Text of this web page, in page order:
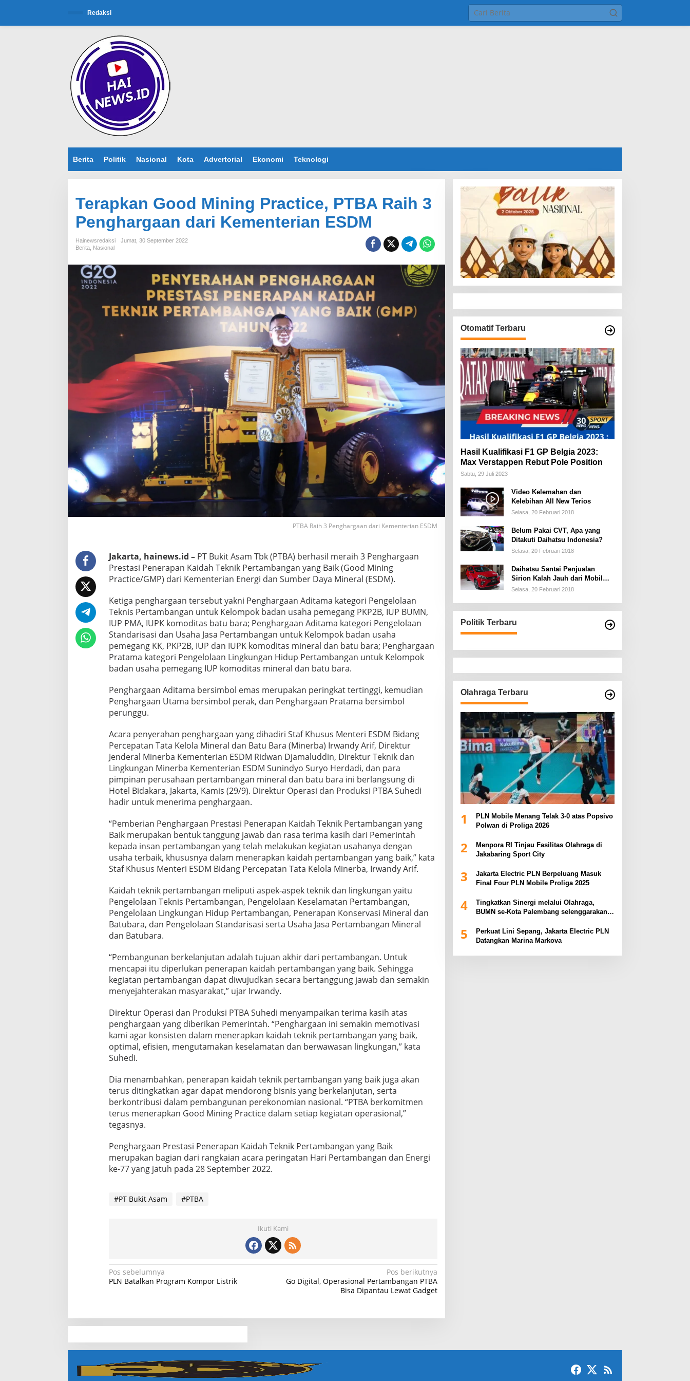
Redaksi
Berita Politik Nasional Kota Advertorial Ekonomi Teknologi
Terapkan Good Mining Practice, PTBA Raih 3
Penghargaan dari Kementerian ESDM
Hainewsredaksi
Jumat, 30 September 2022
Berita Nasional
PTBA Raih 3 Penghargaan dari Kementerian ESDM
Jakarta, hainews.id – PT Bukit Asam Tbk (PTBA) berhasil meraih 3 Penghargaan
Prestasi Penerapan Kaidah Teknik Pertambangan yang Baik (Good Mining
Practice/GMP) dari Kementerian Energi dan Sumber Daya Mineral (ESDM).
Ketiga penghargaan tersebut yakni Penghargaan Aditama kategori Pengelolaan
Teknis Pertambangan untuk Kelompok badan usaha pemegang PKP2B, IUP BUMN,
IUP PMA, IUPK komoditas batu bara; Penghargaan Aditama kategori Pengelolaan
Standarisasi dan Usaha Jasa Pertambangan untuk Kelompok badan usaha
pemegang KK, PKP2B, IUP dan IUPK komoditas mineral dan batu bara; Penghargaan
Pratama kategori Pengelolaan Lingkungan Hidup Pertambangan untuk Kelompok
badan usaha pemegang IUP komoditas mineral dan batu bara.
Penghargaan Aditama bersimbol emas merupakan peringkat tertinggi, kemudian
Penghargaan Utama bersimbol perak, dan Penghargaan Pratama bersimbol
perunggu.
Acara penyerahan penghargaan yang dihadiri Staf Khusus Menteri ESDM Bidang
Percepatan Tata Kelola Mineral dan Batu Bara (Minerba) Irwandy Arif, Direktur
Jenderal Minerba Kementerian ESDM Ridwan Djamaluddin, Direktur Teknik dan
Lingkungan Minerba Kementerian ESDM Sunindyo Suryo Herdadi, dan para
pimpinan perusahaan pertambangan mineral dan batu bara ini berlangsung di
Hotel Bidakara, Jakarta, Kamis (29/9). Direktur Operasi dan Produksi PTBA Suhedi
hadir untuk menerima penghargaan.
“Pemberian Penghargaan Prestasi Penerapan Kaidah Teknik Pertambangan yang
Baik merupakan bentuk tanggung jawab dan rasa terima kasih dari Pemerintah
kepada insan pertambangan yang telah melakukan kegiatan usahanya dengan
usaha terbaik, khususnya dalam menerapkan kaidah pertambangan yang baik,” kata
Staf Khusus Menteri ESDM Bidang Percepatan Tata Kelola Minerba, Irwandy Arif.
Kaidah teknik pertambangan meliputi aspek-aspek teknik dan lingkungan yaitu
Pengelolaan Teknis Pertambangan, Pengelolaan Keselamatan Pertambangan,
Pengelolaan Lingkungan Hidup Pertambangan, Penerapan Konservasi Mineral dan
Batubara, dan Pengelolaan Standarisasi serta Usaha Jasa Pertambangan Mineral
dan Batubara.
“Pembangunan berkelanjutan adalah tujuan akhir dari pertambangan. Untuk
mencapai itu diperlukan penerapan kaidah pertambangan yang baik. Sehingga
kegiatan pertambangan dapat diwujudkan secara bertanggung jawab dan semakin
menyejahterakan masyarakat,” ujar Irwandy.
Direktur Operasi dan Produksi PTBA Suhedi menyampaikan terima kasih atas
penghargaan yang diberikan Pemerintah. “Penghargaan ini semakin memotivasi
kami agar konsisten dalam menerapkan kaidah teknik pertambangan yang baik,
optimal, efisien, mengutamakan keselamatan dan berwawasan lingkungan,” kata
Suhedi.
Dia menambahkan, penerapan kaidah teknik pertambangan yang baik juga akan
terus ditingkatkan agar dapat mendorong bisnis yang berkelanjutan, serta
berkontribusi dalam pembangunan perekonomian nasional. “PTBA berkomitmen
terus menerapkan Good Mining Practice dalam setiap kegiatan operasional,”
tegasnya.
Penghargaan Prestasi Penerapan Kaidah Teknik Pertambangan yang Baik
merupakan bagian dari rangkaian acara peringatan Hari Pertambangan dan Energi
ke-77 yang jatuh pada 28 September 2022.
#PT Bukit Asam #PTBA
Ikuti Kami
N
a
i
a
s
i
Pos sebelumnya
PLN Batalkan Program Kompor Listrik
Pos berikutnya
Go Digital, Operasional Pertambangan PTBA
Bisa Dipantau Lewat Gadget
Otomatif Terbaru
Hasil Kualifikasi F1 GP Belgia 2023:
Max Verstappen Rebut Pole Position
Sabtu, 29 Juli 2023
Video Kelemahan dan
Kelebihan All New Terios
Selasa, 20 Februari 2018
Belum Pakai CVT, Apa yang
Ditakuti Daihatsu Indonesia?
Selasa, 20 Februari 2018
Daihatsu Santai Penjualan
Sirion Kalah Jauh dari Mobil
LCGC
Selasa, 20 Februari 2018
Politik Terbaru
Olahraga Terbaru
1
PLN Mobile Menang Telak 3-0 atas Popsivo
Polwan di Proliga 2026
2
Menpora RI Tinjau Fasilitas Olahraga di
Jakabaring Sport City
3
Jakarta Electric PLN Berpeluang Masuk
Final Four PLN Mobile Proliga 2025
4
Tingkatkan Sinergi melalui Olahraga,
BUMN se-Kota Palembang selenggarakan
5
Perkuat Lini Sepang, Jakarta Electric PLN
Datangkan Marina Markova
slot demo
slot gacor